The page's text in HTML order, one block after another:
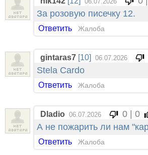
За розовую писечку 12.
Ответить Жалоба
gintaras7 [10] 06.07.2026
Stela Cardo
Ответить Жалоба
Dladio 06.07.2026
0 | 0
А не пожарить ли нам
Ответить Жалоба